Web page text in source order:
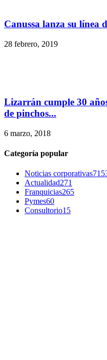
Canussa lanza su línea
28 febrero, 2019
Lizarrán cumple 30
de pinchos...
6 marzo, 2018
Categoría popular
Noticias corporativas
Actualidad271
Franquicias265
Pymes60
Consultorio15